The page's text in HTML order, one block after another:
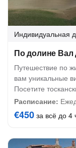
Индивидуальная
По долине Вал
Путешествие по
вам уникальные
Посетите
Расписание:
€450 за всё до 4